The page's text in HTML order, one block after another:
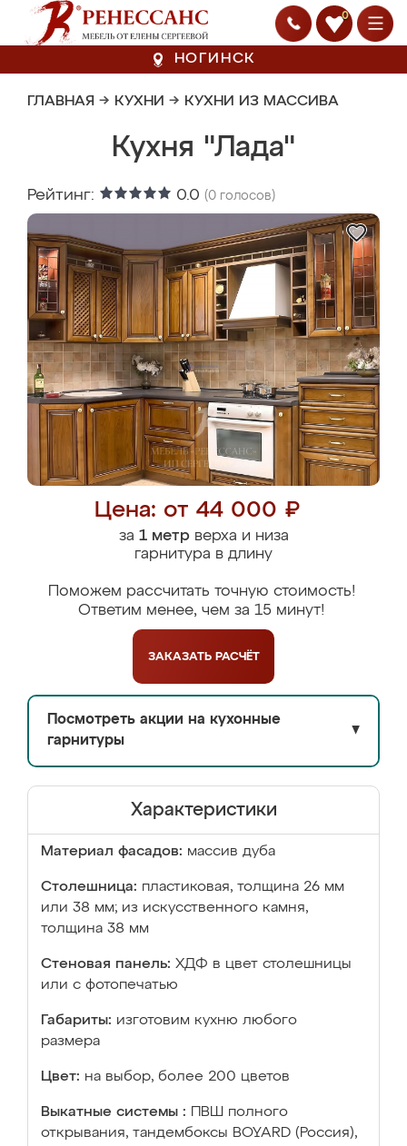
0
НОГИНСК
ГЛАВНАЯ → КУХНИ → КУХНИ ИЗ МАССИВА
Кухня "Лада"
Рейтинг: 0.0 (0 голосов)
Цена: от 44 000 ₽
за 1 метрверха и низа
гарнитура в длину
Поможем рассчитать точную стоимость!
Ответим менее, чем за 15 минут!
ЗАКАЗАТЬ РАСЧЁТ
Посмотреть акции на кухонные
гарнитуры
▼
Характеристики
Материал фасадов: массив дуба
Столешница: пластиковая, толщина 26 мм
или 38 мм; из искусственного камня,
толщина 38 мм
Стеновая панель: ХДФ в цвет столешницы
или с фотопечатью
Габариты: изготовим кухню любого
размера
Цвет: на выбор, более 200 цветов
Выкатные системы :
ПВШ полного
открывания, тандембоксы BOYARD (Россия),